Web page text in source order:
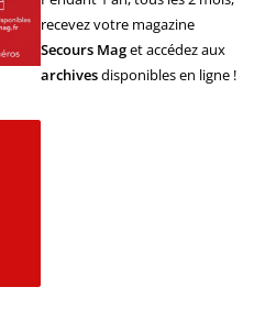
recevez votre magazine
Secours Maget accédez aux
archivesdisponibles en ligne !